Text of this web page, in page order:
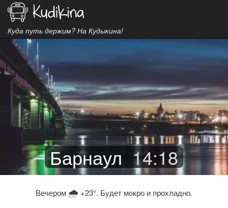
Куда путь держим? На Кудыкина!
Барнаул 14:18
Вечером 🌧 +23°. Будет мокро и прохладно.